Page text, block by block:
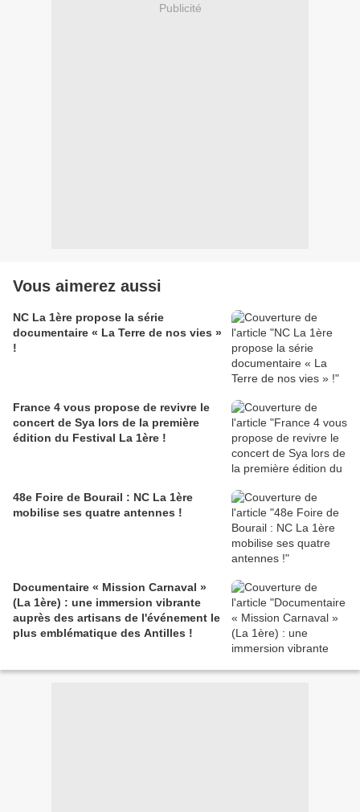
Publicité
Vous aimerez aussi
NC La 1ère propose la série
documentaire « La Terre de nos vies »
!
France 4 vous propose de revivre le
concert de Sya lors de la première
édition du Festival La 1ère !
48e Foire de Bourail : NC La 1ère
mobilise ses quatre antennes !
Documentaire « Mission Carnaval »
(La 1ère) : une immersion vibrante
auprès des artisans de l'événement le
plus emblématique des Antilles !